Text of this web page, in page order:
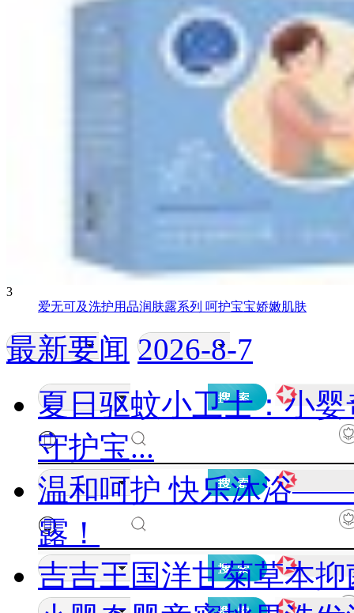
3
爱无可及洗护用品润肤露系列 呵护宝宝娇嫩肌肤
最新要闻 2026-8-7
夏日驱蚊小卫士：小
守护宝...
温和呵护 快乐沐浴——
露！
吉吉王国洋甘菊草本